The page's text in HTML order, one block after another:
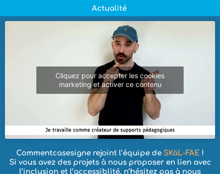
Actualité
Cliquez pour accepter les cookies
marketing et activer ce contenu
Commentcasesigne rejoint l’équipe de SKäL-FAE !
Si vous avez des projets à nous proposer en lien avec
l’inclusion et l’accessiblité, n’hésitez pas à nous